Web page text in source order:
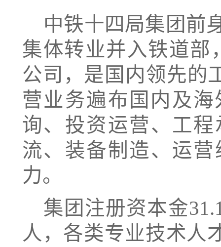
中铁十四局集团前
集体转业并入铁道部
公司，是国内领先的
营业务遍布国内及
询、投资运营、工
流、装备制造、运
力。
集团注册资本金
人，各类专业技术人